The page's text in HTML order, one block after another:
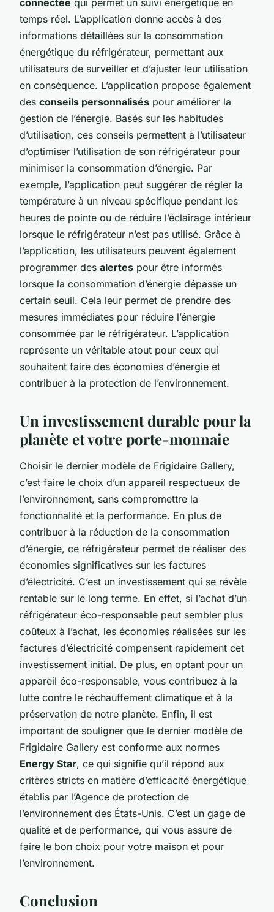
temps réel. L’application donne accès à des
informations détaillées sur la consommation
énergétique du réfrigérateur, permettant aux
utilisateurs de surveiller et d’ajuster leur utilisation
en conséquence. L’application propose également
des conseils personnalisés pour améliorer la
gestion de l’énergie. Basés sur les habitudes
d’utilisation, ces conseils permettent à l’utilisateur
d’optimiser l’utilisation de son réfrigérateur pour
minimiser la consommation d’énergie. Par
exemple, l’application peut suggérer de régler la
température à un niveau spécifique pendant les
heures de pointe ou de réduire l’éclairage intérieur
lorsque le réfrigérateur n’est pas utilisé. Grâce à
l’application, les utilisateurs peuvent également
programmer des alertes pour être informés
lorsque la consommation d’énergie dépasse un
certain seuil. Cela leur permet de prendre des
mesures immédiates pour réduire l’énergie
consommée par le réfrigérateur. L’application
représente un véritable atout pour ceux qui
souhaitent faire des économies d’énergie et
contribuer à la protection de l’environnement.
Un investissement durable pour la
planète et votre porte-monnaie
Choisir le dernier modèle de Frigidaire Gallery,
c’est faire le choix d’un appareil respectueux de
l’environnement, sans compromettre la
fonctionnalité et la performance. En plus de
contribuer à la réduction de la consommation
d’énergie, ce réfrigérateur permet de réaliser des
économies significatives sur les factures
d’électricité. C’est un investissement qui se révèle
rentable sur le long terme. En effet, si l’achat d’un
réfrigérateur éco-responsable peut sembler plus
coûteux à l’achat, les économies réalisées sur les
factures d’électricité compensent rapidement cet
investissement initial. De plus, en optant pour un
appareil éco-responsable, vous contribuez à la
lutte contre le réchauffement climatique et à la
préservation de notre planète. Enfin, il est
important de souligner que le dernier modèle de
Frigidaire Gallery est conforme aux normes
Energy Star, ce qui signifie qu’il répond aux
critères stricts en matière d’efficacité énergétique
établis par l’Agence de protection de
l’environnement des États-Unis. C’est un gage de
qualité et de performance, qui vous assure de
faire le bon choix pour votre maison et pour
l’environnement.
Conclusion